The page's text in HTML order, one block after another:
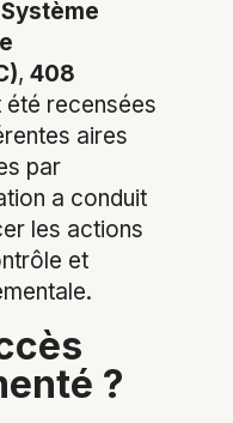
Système
, 408
été recensées
aires
par
a conduit
les actions
et
?